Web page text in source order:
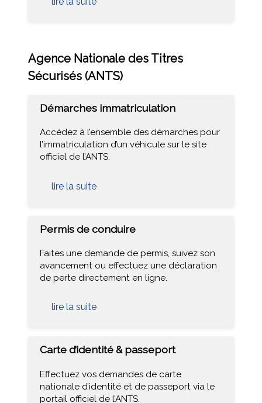
Agence Nationale des Titres
Sécurisés (ANTS)
Démarches immatriculation
Accédez à l’ensemble des démarches pour
l’immatriculation d’un véhicule sur le site
officiel de l’ANTS.
lire la suite
Permis de conduire
Faites une demande de permis, suivez son
avancement ou effectuez une déclaration
de perte directement en ligne.
lire la suite
Carte d’identité & passeport
Effectuez vos demandes de carte
nationale d’identité et de passeport via le
portail officiel de l’ANTS.